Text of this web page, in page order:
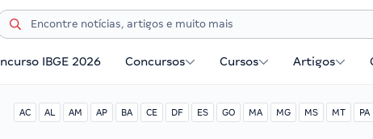
IBGE 2026 Concursos Cursos Artigos
AC AL AM AP BA CE DF ES GO MA MG MS MT PA